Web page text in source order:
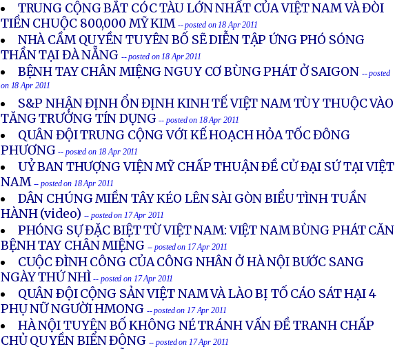
TRUNG CỘNG BẮT CÓC TÀU LỚN NHẤT CỦA VIỆT NAM VÀ ĐÒI
TIỀN CHUỘC 800,000 MỸ KIM -- posted on 18 Apr 2011
NHÀ CẦM QUYỀN TUYÊN BỐ SẼ DIỄN TẬP ỨNG PHÓ SÓNG
THẦN TẠI ĐÀ NẴNG -- posted on 18 Apr 2011
BỆNH TAY CHÂN MIỆNG NGUY CƠ BÙNG PHÁT Ở SAIGON -- posted
on 18 Apr 2011
S&P NHẬN ĐỊNH ỔN ĐỊNH KINH TẾ VIỆT NAM TÙY THUỘC VÀO
TĂNG TRƯỞNG TÍN DỤNG -- posted on 18 Apr 2011
QUÂN ĐỘI TRUNG CỘNG VỚI KẾ HOẠCH HỎA TỐC ĐÔNG
PHƯƠNG -- posted on 18 Apr 2011
UỶ BAN THƯỢNG VIỆN MỸ CHẤP THUẬN ÐỀ CỬ ÐẠI SỨ TẠI VIỆT
NAM -- posted on 18 Apr 2011
DÂN CHÚNG MIỀN TÂY KÉO LÊN SÀI GÒN BIỂU TÌNH TUẦN
HÀNH (video) -- posted on 17 Apr 2011
PHÓNG SỰ ĐẶC BIỆT TỪ VIỆT NAM: VIỆT NAM BÙNG PHÁT CĂN
BỆNH TAY CHÂN MIỆNG -- posted on 17 Apr 2011
CUỘC ÐÌNH CÔNG CỦA CÔNG NHÂN Ở HÀ NỘI BƯỚC SANG
NGÀY THỨ NHÌ-- posted on 17 Apr 2011
QUÂN ÐỘI CỘNG SẢN VIỆT NAM VÀ LÀO BỊ TỐ CÁO SÁT HẠI 4
PHỤ NỮ NGƯỜI HMONG -- posted on 17 Apr 2011
HÀ NỘI TUYÊN BỐ KHÔNG NÉ TRÁNH VẤN ĐỀ TRANH CHẤP
CHỦ QUYỀN BIỂN ĐÔNG -- posted on 17 Apr 2011